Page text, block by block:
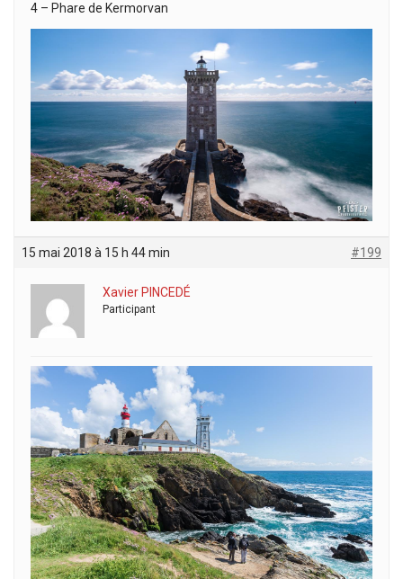
4 – Phare de Kermorvan
15 mai 2018 à 15 h 44 min #199
Xavier PINCEDÉ
Participant